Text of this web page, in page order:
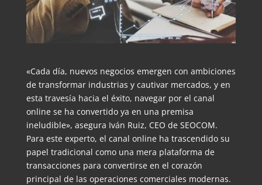
«Cada día, nuevos negocios emergen con ambiciones
de transformar industrias y cautivar mercados, y en
esta travesía hacia el éxito, navegar por el canal
online se ha convertido ya en una premisa
ineludible», asegura Iván Ruiz, CEO de SEOCOM.
Para este experto, el canal online ha trascendido su
papel tradicional como una mera plataforma de
transacciones para convertirse en el corazón
principal de las operaciones comerciales modernas.